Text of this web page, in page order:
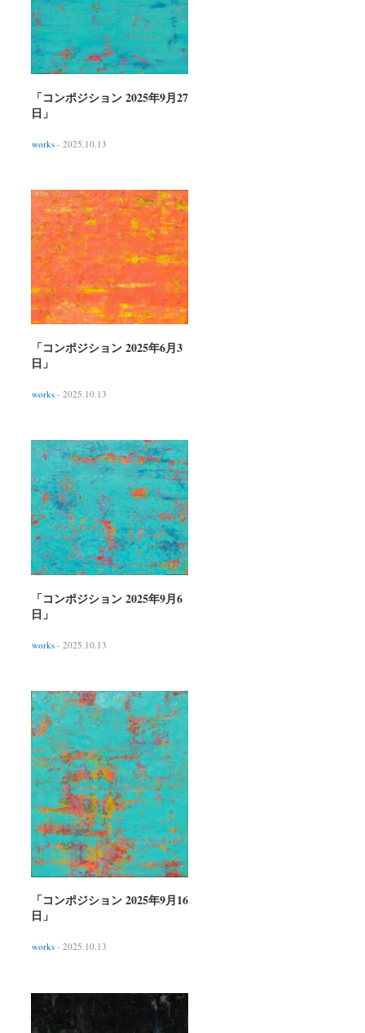
「コンポジション 2025年9月27
日」
works - 2025.10.13
「コンポジション 2025年6月3
日」
works - 2025.10.13
「コンポジション 2025年9月6
日」
works - 2025.10.13
「コンポジション 2025年9月16
日」
works - 2025.10.13